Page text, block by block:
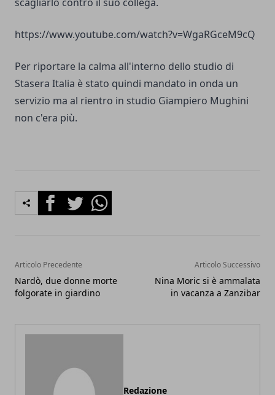
https://www.youtube.com/watch?v=WgaRGceM9cQ
Per riportare la calma all'interno dello studio di
Stasera Italia è stato quindi mandato in onda un
servizio ma al rientro in studio Giampiero Mughini
non c'era più.
FacebookTwitterWhatsapp
Articolo Precedente
Nardò, due donne morte
folgorate in giardino
Articolo Successivo
Nina Moric si è ammalata
in vacanza a Zanzibar
Redazione